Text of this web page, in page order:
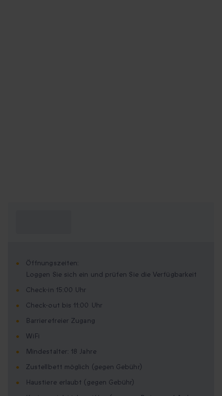
Öffnungszeiten:
Loggen Sie sich ein und prüfen Sie die Verfügbarkeit
Check-in 15:00 Uhr
Check-out bis 11:00 Uhr
Barrierefreier Zugang
WiFi
Mindestalter: 18 Jahre
Zustellbett möglich (gegen Gebühr)
Haustiere erlaubt (gegen Gebühr)